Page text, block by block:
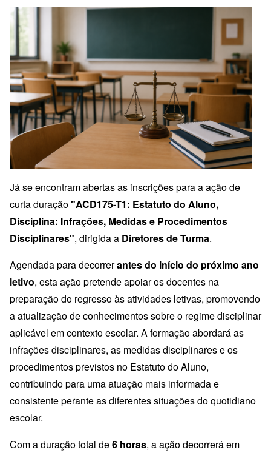
Já se encontram abertas as inscrições para a ação de
curta duração"ACD175-T1: Estatuto do Aluno,
Disciplina: Infrações, Medidas e Procedimentos
Disciplinares", dirigida a Diretores de Turma.
Agendada para decorrerantes do início do próximo ano
letivo, esta ação pretende apoiar os docentes na
preparação do regresso às atividades letivas, promovendo
a atualização de conhecimentos sobre o regime disciplinar
aplicável em contexto escolar. A formação abordará as
infrações disciplinares, as medidas disciplinares e os
procedimentos previstos no Estatuto do Aluno,
contribuindo para uma atuação mais informada e
consistente perante as diferentes situações do quotidiano
escolar.
Com a duração total de6 horas, a ação decorrerá em